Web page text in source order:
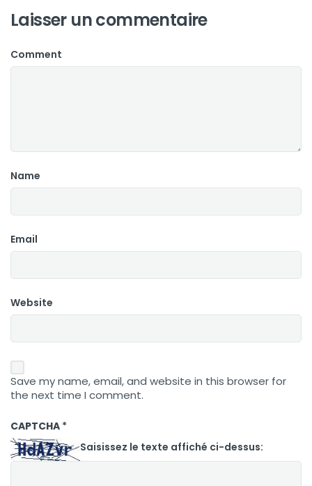
Laisser un commentaire
Comment
Name
Email
Website
Save my name, email, and website in this browser for
the next time I comment.
CAPTCHA *
Saisissez le texte affiché ci-dessus: